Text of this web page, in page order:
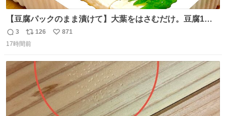
【豆腐パックのまま漬けて】大葉をはさむだけ。豆腐1
丁、秒でなくなる 豆腐に大葉をはさんで、めんつゆに漬け
るだけ。冷蔵庫で置くだけで味がしみ込み、さっぱりなの
い日にもぴったりの大葉と豆腐の漬けレシピです。 詳しく
はリプ欄を見てね👇
返
信
3
リ
ポ
ト
126
い
数
871
17時間前